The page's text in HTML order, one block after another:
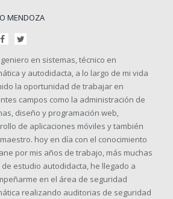
MENDOZA
FacebookTwitter
en sistemas, técnico en
y autodidacta, a lo largo de mi vida
la oportunidad de trabajar en
campos como la administración de
diseño y programación web,
de aplicaciones móviles y también
hoy en día con el conocimiento
por mis años de trabajo, más muchas
estudio autodidacta, he llegado a
en el área de seguridad
realizando auditorias de seguridad